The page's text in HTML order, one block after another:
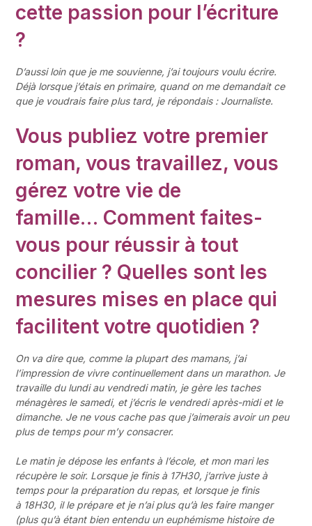
cette passion pour l’écriture
?
D’aussi loin que je me souvienne, j’ai toujours voulu écrire.
Déjà lorsque j’étais en primaire, quand on me demandait ce
que je voudrais faire plus tard, je répondais : Journaliste.
Vous publiez votre premier
roman, vous travaillez, vous
gérez votre vie de
famille… Comment faites-
vous pour réussir à tout
concilier ? Quelles sont les
mesures mises en place qui
facilitent votre quotidien ?
On va dire que, comme la plupart des mamans, j’ai
l’impression de vivre continuellement dans un marathon. Je
travaille du lundi au vendredi matin, je gère les taches
ménagères le samedi, et j’écris le vendredi après-midi et le
dimanche. Je ne vous cache pas que j’aimerais avoir un peu
plus de temps pour m’y consacrer.
Le matin je dépose les enfants à l’école, et mon mari les
récupère le soir. Lorsque je finis à 17H30, j’arrive juste à
temps pour la préparation du repas, et lorsque je finis
à 18H30, il le prépare et je n’ai plus qu’à les faire manger
(plus qu’à étant bien entendu un euphémisme histoire de